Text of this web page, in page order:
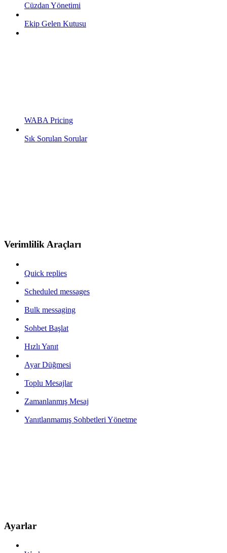
Cüzdan Yönetimi
Ekip Gelen Kutusu
WABA Pricing
Sık Sorulan Sorular
Verimlilik Araçları
Quick replies
Scheduled messages
Bulk messaging
Sohbet Başlat
Hızlı Yanıt
Ayar Düğmesi
Toplu Mesajlar
Zamanlanmış Mesaj
Yanıtlanmamış Sohbetleri Yönetme
Ayarlar